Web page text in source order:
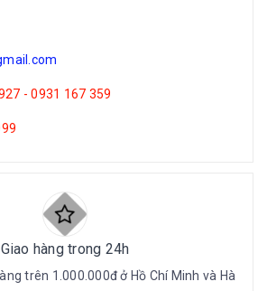
- 0931 167 359
Giao hàng trong 24h
trên 1.000.000đ ở Hồ Chí Minh và Hà